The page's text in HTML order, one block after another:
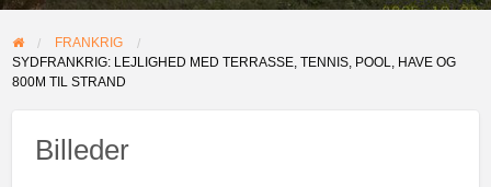
FRANKRIG
SYDFRANKRIG: LEJLIGHED MED TERRASSE, TENNIS, POOL, HAVE OG
800M TIL STRAND
Billeder